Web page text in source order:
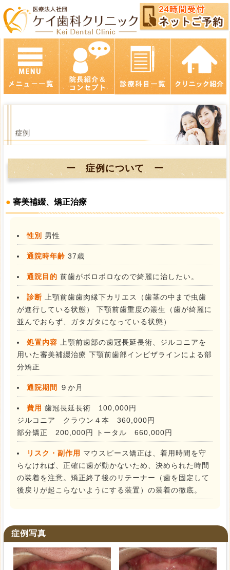
ー 症例について ー
●審美補綴、矯正治療
性別 男性
通院時年齢 37歳
通院目的 前歯がボロボロなので綺麗に治したい。
診断 上顎前歯歯肉縁下カリエス（歯茎の中まで虫歯
が進行している状態） 下顎前歯重度の叢生（歯が綺麗に
並んでおらず、ガタガタになっている状態）
処置内容 上顎前歯部の歯冠長延長術、ジルコニアを
用いた審美補綴治療 下顎前歯部インビザラインによる部
分矯正
通院期間 ９か月
費用 歯冠長延長術 100,000円
ジルコニア クラウン４本 360,000円
部分矯正 200,000円 トータル 660,000円
リスク・副作用 マウスピース矯正は、着用時間を守
らなければ、正確に歯が動かないため、決められた時間
の装着を注意。矯正終了後のリテーナー（歯を固定して
後戻りが起こらないようにする装置）の装着の徹底。
症例写真